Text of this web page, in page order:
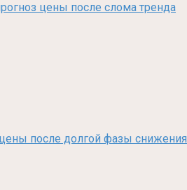
цены после слома тренда
цены после долгой фазы снижения